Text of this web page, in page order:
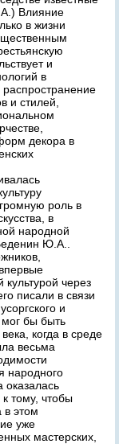
Влияние
в жизни
и
в
распространение
и стилей,
декора в
роль в
в
народной
Ю.А..
через
писали в связи
и
мог бы быть
когда в среде
весьма
народного
оказалась
тому, чтобы
в этом
уже
мастерских,